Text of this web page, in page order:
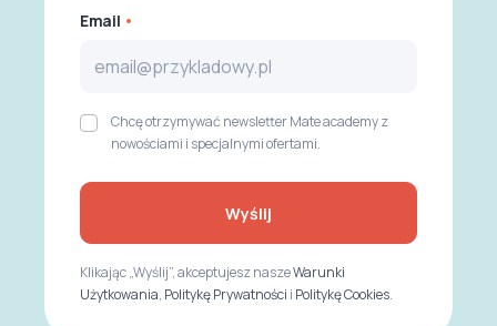
Email
Chcę otrzymywać newsletter Mate academy z
nowościami i specjalnymi ofertami.
Wyślij
Klikając „Wyślij”, akceptujesz naszeWarunki
Użytkowania, Politykę Prywatności i Politykę Cookies.